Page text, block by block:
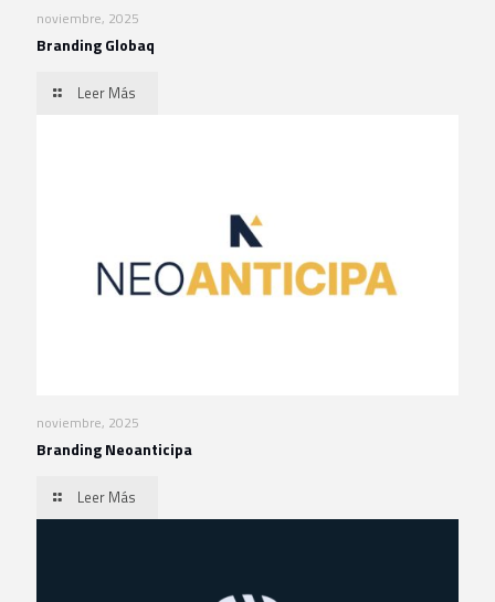
noviembre, 2025
Branding Globaq
Leer Más
noviembre, 2025
Branding Neoanticipa
Leer Más